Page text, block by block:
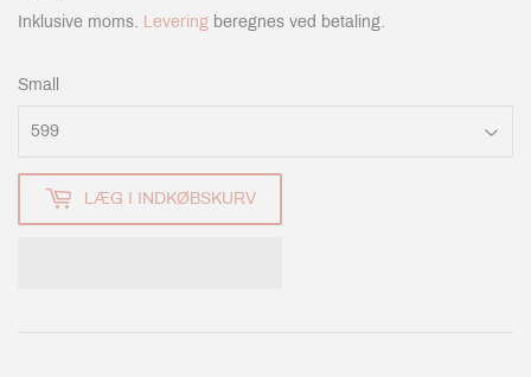
kr
Inklusive moms. Levering beregnes ved betaling.
Small
LÆG I INDKØBSKURV